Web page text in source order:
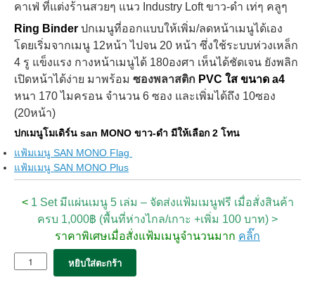
คาเฟ่ ที่แต่งร้านสวยๆ แนว Industry Loft ขาว-ดำ เท่ๆ คลูๆ
Ring Binder ปกเมนูที่ออกแบบให้เพิ่ม/ลดหน้าเมนูได้เอง
โดยเริ่มจากเมนู 12หน้า ไปจน 20 หน้า ซึ่งใช้ระบบห่วงเหล็ก
4 รู แข็งแรง กางหน้าเมนูได้ 180องศา เห็นได้ชัดเจน ยังพลิก
เปิดหน้าได้ง่าย มาพร้อม ซองพลาสติก PVC ใส ขนาด a4
หนา 170 ไมครอน จำนวน 6 ซอง และเพิ่มได้ถึง 10ซอง
(20หน้า)
ปกเมนูโมเดิร์น san MONO ขาว-ดำ มีให้เลือก 2 โทน
แฟ้มเมนู SAN MONO Flag
แฟ้มเมนู SAN MONO Plus
< 1 Set มีแผ่นเมนู 5 เล่ม – จัดส่งแฟ้มเมนูฟรี เมื่อสั่งสินค้า
ครบ 1,000฿ (พื้นที่ห่างไกล/เกาะ +เพิ่ม 100 บาท) >
ราคาพิเศษเมื่อสั่งแฟ้มเมนูจำนวนมาก คลิ๊ก
จำนวน
5x
หยิบใส่ตะกร้า